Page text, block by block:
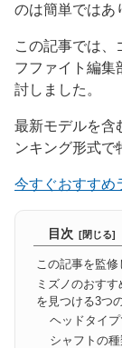
のは簡単ではあ
この記事では、
フファイト編集
討しました。
最新モデルを含
ンキング形式で
今すぐおすすめ
目次
この記事を監修
ミズノのおす
を見つける3つ
ヘッドタイ
シャフトの